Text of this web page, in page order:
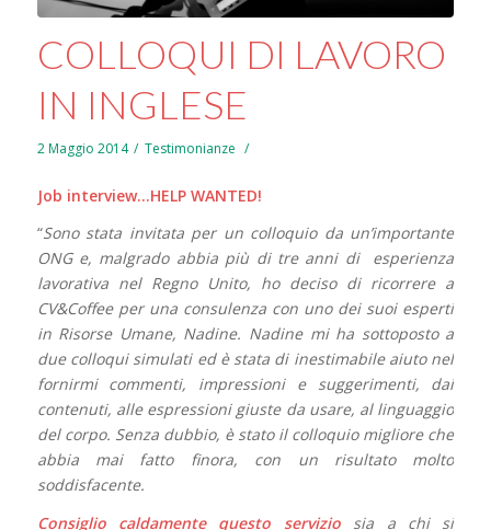
COLLOQUI DI LAVORO
IN INGLESE
2 Maggio 2014 /
in, Testimonianze /
Job interview…HELP WANTED!
“Sono stata invitata per un colloquio da un’importante
ONG e, malgrado abbia più di tre anni di esperienza
lavorativa nel Regno Unito, ho deciso di ricorrere a
CV&Coffee per una consulenza con uno dei suoi esperti
in Risorse Umane, Nadine. Nadine mi ha sottoposto a
due colloqui simulati ed è stata di inestimabile aiuto nel
fornirmi commenti, impressioni e suggerimenti, dai
contenuti, alle espressioni giuste da usare, al linguaggio
del corpo. Senza dubbio, è stato il colloquio migliore che
abbia mai fatto finora, con un risultato molto
soddisfacente.
Consiglio caldamente questo serviziosia a chi si